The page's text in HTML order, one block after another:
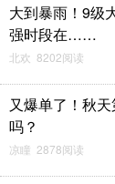
大到暴雨！9级
强时段在……
北欢 8202阅读
又爆单了！秋
吗？
凉瞳 2878阅读